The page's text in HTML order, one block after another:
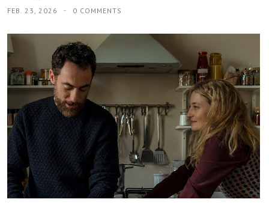
FEB. 23, 2026 0 COMMENTS